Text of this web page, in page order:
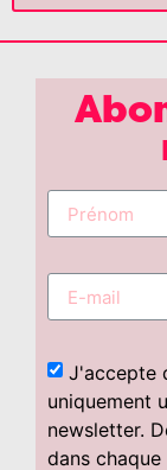
J'accepte
uniquement
newsletter.
dans